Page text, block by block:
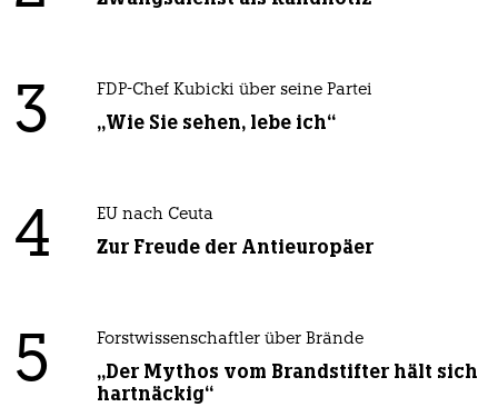
3 FDP-Chef Kubicki über seine Partei
„Wie Sie sehen, lebe ich“
4 EU nach Ceuta
Zur Freude der Antieuropäer
5 Forstwissenschaftler über Brände
„Der Mythos vom Brandstifter hält sich
hartnäckig“